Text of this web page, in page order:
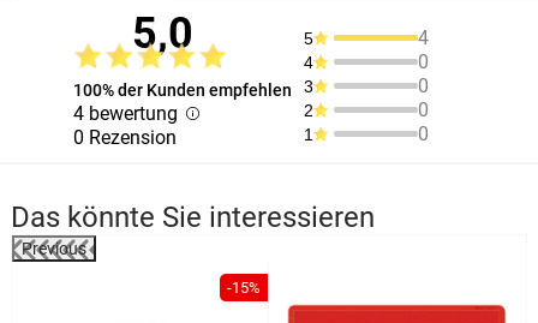
5,0
100% der Kunden empfehlen
4 bewertung
0 Rezension
5 4
4 0
3 0
2 0
1 0
Das könnte Sie interessieren
Previous
-15%